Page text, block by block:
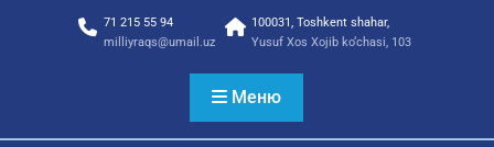
71 215 55 94
milliyraqs@umail.uz
100031, Toshkent shahar,
Yusuf Xos Xojib ko‘chasi, 103
Меню